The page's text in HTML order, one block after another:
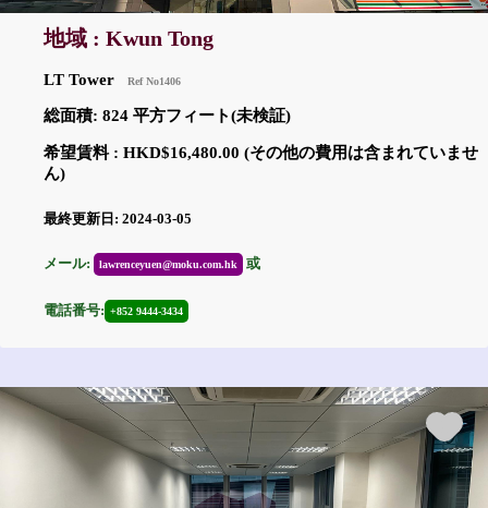
地域 : Kwun Tong
LT Tower Ref No1406
総面積: 824 平方フィート(未検証)
希望賃料 : HKD$16,480.00 (その他の費用は含まれていませ
ん)
最終更新日: 2024-03-05
メール: lawrenceyuen@moku.com.hk 或
電話番号: +852 9444-3434